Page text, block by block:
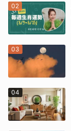
02
03
04